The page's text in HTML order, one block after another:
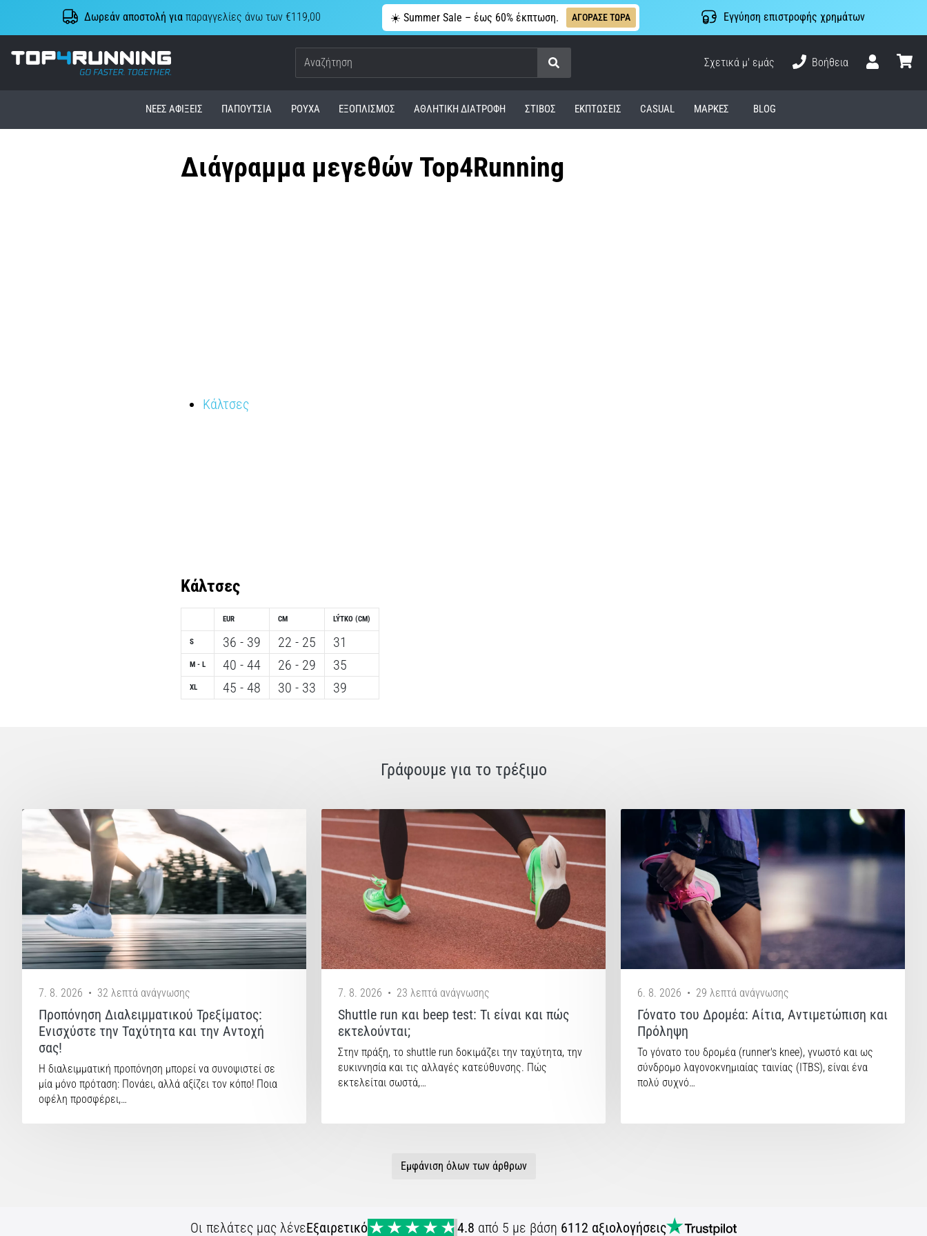
Δωρεάν αποστολή γιαπαραγγελίες άνω των €119,00 ☀️ Summer Sale – έως 60% έκπτωση. ΑΓΟΡΑΣΕ ΤΩΡΑ Εγγύηση επιστροφής χρημάτων
Top4Running.cy
Αναζήτηση
Σχετικά μ' εμάς
Βοήθεια
ΝΈΕΣ ΑΦΊΞΕΙΣ ΠΑΠΟΎΤΣΙΑ ΡΟΎΧΑ ΕΞΟΠΛΙΣΜΌΣ ΑΘΛΗΤΙΚΉ ΔΙΑΤΡΟΦΉ ΣΤΊΒΟΣ ΕΚΠΤΩΣΕΙΣ CASUAL ΜΆΡΚΕΣ BLOG
Διάγραμμα μεγεθών Top4Running
Κάλτσες
Κάλτσες
S
M - L
XL
EUR
36 - 39
40 - 44
45 - 48
CM
22 - 25
26 - 29
30 - 33
LÝTKO (CM)
31
35
39
Γράφουμε για το τρέξιμο
7. 8. 2026 • 32 λεπτά ανάγνωσης
Προπόνηση Διαλειμματικού Τρεξίματος:
Ενισχύστε την Ταχύτητα και την Αντοχή
σας!
Η διαλειμματική προπόνηση μπορεί να συνοψιστεί σε
μία μόνο πρόταση: Πονάει, αλλά αξίζει τον κόπο! Ποια
οφέλη προσφέρει,…
7. 8. 2026 • 23 λεπτά ανάγνωσης
Shuttle run και beep test: Τι είναι και πώς
εκτελούνται;
Στην πράξη, το shuttle run δοκιμάζει την ταχύτητα, την
ευκιννησία και τις αλλαγές κατεύθυνσης. Πώς
εκτελείται σωστά,…
6. 8. 2026 • 29 λεπτά ανάγνωσης
Γόνατο του Δρομέα: Αίτια, Αντιμετώπιση και
Πρόληψη
Το γόνατο του δρομέα (runner's knee), γνωστό και ως
σύνδρομο λαγονοκνημιαίας ταινίας (ITBS), είναι ένα
πολύ συχνό…
Εμφάνιση όλων των άρθρων
Οι πελάτες μας λένεΕξαιρετικό 4.8 από 5 με βάση 6112 αξιολογήσεις